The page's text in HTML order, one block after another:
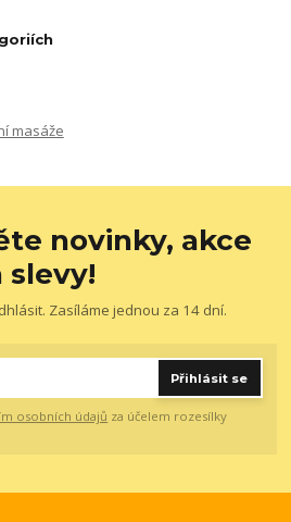
masáže
novinky, akce
slevy!
Zasíláme jednou za 14 dní.
Přihlásit se
osobních údajů za účelem rozesílky